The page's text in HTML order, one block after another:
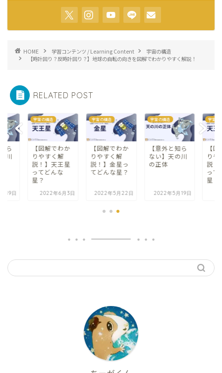
HOME 学習コンテンツ / Learning Content
宇宙の構造
【時計回り？反時計回り？】地球の自転の向きを図解でわかりやすく解説！
RELATED POST
ら
川
19日
宇宙の構造
【図解でわか
りやすく解
説！】天王星
ってどんな
星？
2022年6月3日
宇宙の構造
【図解でわか
りやすく解
説！】金星っ
てどんな星？
2022年5月22日
宇宙の構造
【意外と知ら
ない】天の川
の正体
2022年5月19日
宇宙の
【
り
説！
って
星？